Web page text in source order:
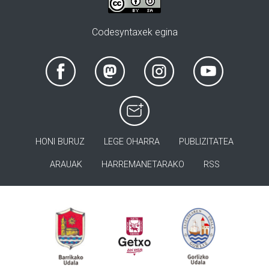
Codesyntaxek egina
HONI BURUZ LEGE OHARRA PUBLIZITATEA
ARAUAK HARREMANETARAKO RSS